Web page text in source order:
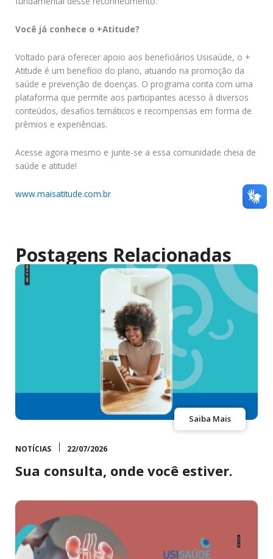
Você já conhece o +Atitude?
Voltado para oferecer apoio aos beneficiários Usisaúde, o +
Atitude é um benefício do plano, atuando na promoção da
saúde e prevenção de doenças. O programa conta com uma
plataforma que permite aos participantes acesso à diversos
conteúdos, desafios temáticos e recompensas em forma de
prêmios e experiências.
Acesse agora mesmo e junte-se a essa comunidade cheia de
saúde e atitude!
www.maisatitude.com.br
Postagens Relacionadas
Saiba Mais
NOTÍCIAS 22/07/2026
Sua consulta, onde você estiver.